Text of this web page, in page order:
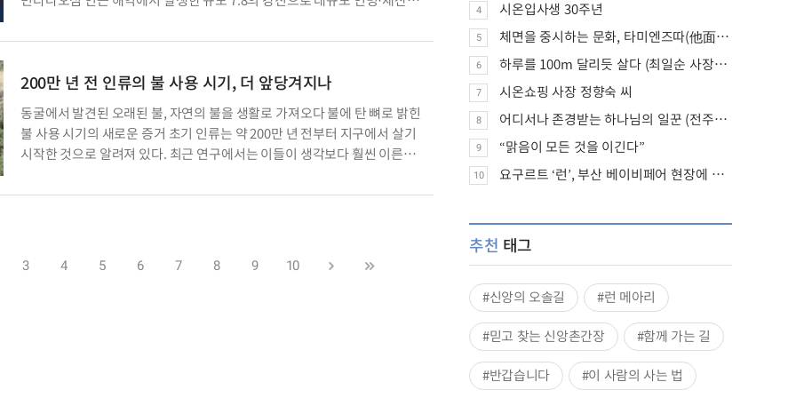
대한 우려가 다시 커지고 있다. AFP통신과 로이터통신 등에 따르면 8일(현지
200만 년 전 인류의 불 사용 시기, 더 앞당겨지나
동굴에서 발견된 오래된 불, 자연의 불을 생활로 가져오다 불에 탄 뼈로 밝힌
불 사용 시기의 새로운 증거 초기 인류는 약 200만 년 전부터 지구에서 살기
시작한 것으로 알려져 있다. 최근 연구에서는 이들이 생각보다 훨씬 이른
연구진은 남아프리카공화국 원더워크 동굴에 살았던 올빼미들이 남긴 수백
3 4 5 6 7 8 9 10
4 시온입사생 30주년
5 체면을 중시하는 문화, 타미엔즈따(他面子大: tā miànzi dà)
6 하루를 100m 달리듯 살다 (최일순 사장/시온쇼핑 금호동 매장)
7 시온쇼핑 사장 정향숙 씨
8 어디서나 존경받는 하나님의 일꾼 (전주교회 최기만 승사)
9 “맑음이 모든 것을 이긴다”
10 요구르트 ‘런’, 부산 베이비페어 현장에 가보니
추천 태그
#신앙의 오솔길
#런 메아리
#믿고 찾는 신앙촌간장
#함께 가는 길
#반갑습니다
#이 사람의 사는 법